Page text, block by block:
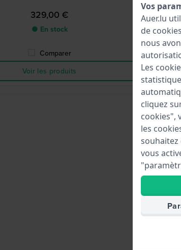
329,00 €
● En stock
Comparer
Voir les produits
Vos
Auer.lu
de cookies
nous
Les
cliquez
cookies",
les
souhaitez
vous